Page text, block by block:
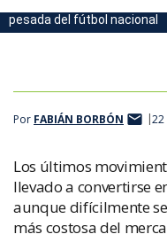
pesada del fútbol nacional
pesada del fútbol nacional
Por FABIÁN BORBÓN 22
Los últimos
llevado a convertirse
aunque difícilmente
más costosa del